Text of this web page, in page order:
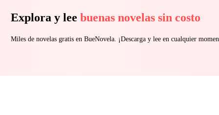
Explora y lee buenas novelas sin costo
Miles de novelas gratis en BueNovela. ¡Descarga y lee en cualquier